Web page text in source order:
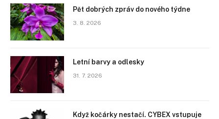
Pět dobrých zpráv do nového týdne
3. 8. 2026
Letní barvy a odlesky
31. 7. 2026
Když kočárky nestačí. CYBEX vstupuje